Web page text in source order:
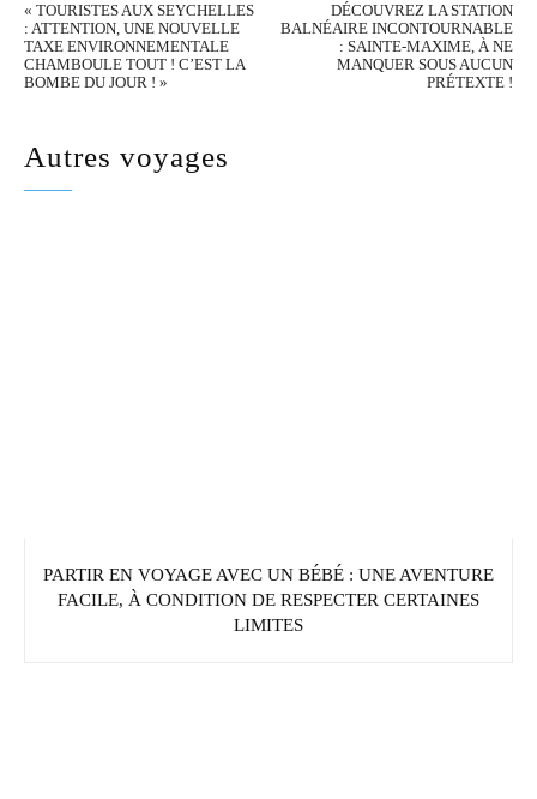
« TOURISTES AUX SEYCHELLES
: ATTENTION, UNE NOUVELLE
TAXE ENVIRONNEMENTALE
CHAMBOULE TOUT ! C’EST LA
BOMBE DU JOUR ! »
DÉCOUVREZ LA STATION
BALNÉAIRE INCONTOURNABLE
: SAINTE-MAXIME, À NE
MANQUER SOUS AUCUN
PRÉTEXTE !
Autres voyages
PARTIR EN VOYAGE AVEC UN BÉBÉ : UNE AVENTURE
FACILE, À CONDITION DE RESPECTER CERTAINES
LIMITES